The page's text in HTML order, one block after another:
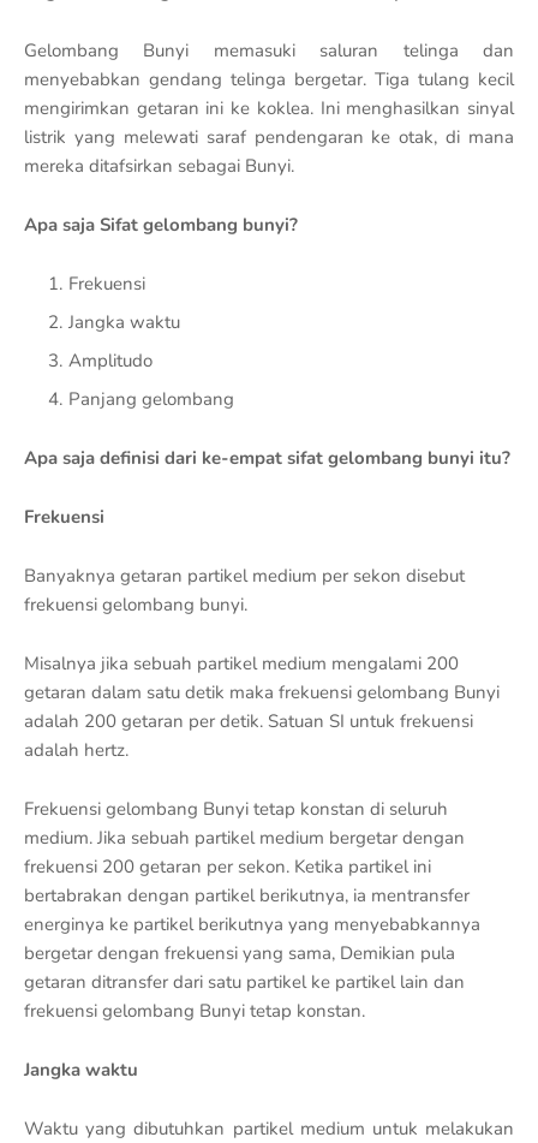
Gelombang Bunyi memasuki saluran telinga dan
menyebabkan gendang telinga bergetar. Tiga tulang kecil
mengirimkan getaran ini ke koklea. Ini menghasilkan sinyal
listrik yang melewati saraf pendengaran ke otak, di mana
mereka ditafsirkan sebagai Bunyi.
Apa saja Sifat gelombang bunyi?
Frekuensi
Jangka waktu
Amplitudo
Panjang gelombang
Apa saja definisi dari ke-empat sifat gelombang bunyi itu?
Frekuensi
Banyaknya getaran partikel medium per sekon disebut
frekuensi gelombang bunyi.
Misalnya jika sebuah partikel medium mengalami 200
getaran dalam satu detik maka frekuensi gelombang Bunyi
adalah 200 getaran per detik. Satuan SI untuk frekuensi
adalah hertz.
Frekuensi gelombang Bunyi tetap konstan di seluruh
medium. Jika sebuah partikel medium bergetar dengan
frekuensi 200 getaran per sekon. Ketika partikel ini
bertabrakan dengan partikel berikutnya, ia mentransfer
energinya ke partikel berikutnya yang menyebabkannya
bergetar dengan frekuensi yang sama, Demikian pula
getaran ditransfer dari satu partikel ke partikel lain dan
frekuensi gelombang Bunyi tetap konstan.
Jangka waktu
Waktu yang dibutuhkan partikel medium untuk melakukan